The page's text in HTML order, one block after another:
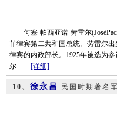
何塞·帕西亚诺·劳雷尔
菲律宾第二共和国总统。劳雷尔
律宾的内政部长。1925年被选为
尔……[详细]
10、 徐永昌 民国时期著名